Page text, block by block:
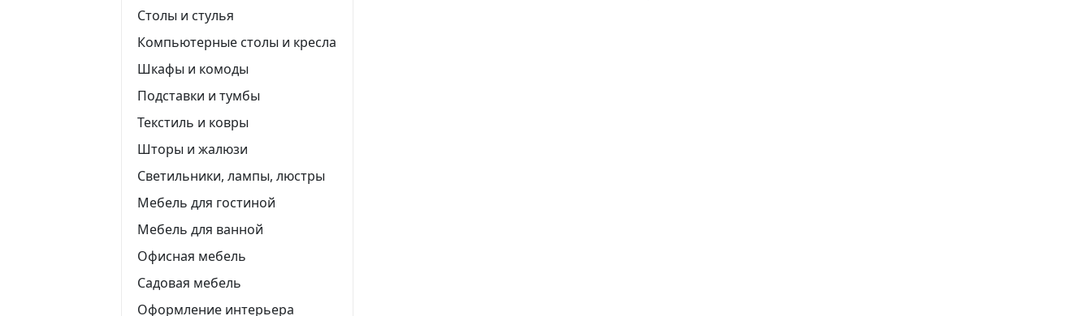
Столы и стулья
Компьютерные столы и кресла
Шкафы и комоды
Подставки и тумбы
Текстиль и ковры
Шторы и жалюзи
Светильники, лампы, люстры
Мебель для гостиной
Мебель для ванной
Офисная мебель
Садовая мебель
Оформление интерьера